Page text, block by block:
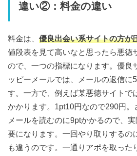
違い②：料金の違い
料金は、優良出会い系サイトの方が
値段表を見て高いなと思ったら悪徳
ので、一つの指標になります。優良
ッピーメールでは、メールの返信に
す。一方で、例えば某悪徳サイトで
かかります。1pt10円なので290円
メールを読むのに9ptかかるので、
要になります。一回やり取りするの
も違うのです。一通りアポを取った